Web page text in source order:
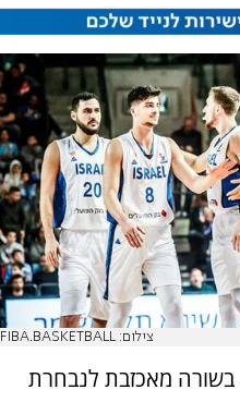
צילום: FIBA.BASKETBALL
בשורה מאכזבת לנבחרת